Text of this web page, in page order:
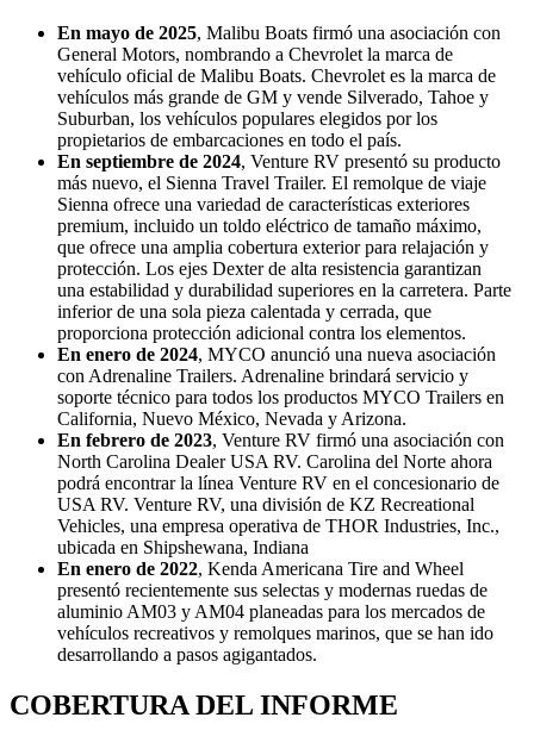
En mayo de 2025, Malibu Boats firmó una asociación con
General Motors, nombrando a Chevrolet la marca de
vehículo oficial de Malibu Boats. Chevrolet es la marca de
vehículos más grande de GM y vende Silverado, Tahoe y
Suburban, los vehículos populares elegidos por los
propietarios de embarcaciones en todo el país.
En septiembre de 2024, Venture RV presentó su producto
más nuevo, el Sienna Travel Trailer. El remolque de viaje
Sienna ofrece una variedad de características exteriores
premium, incluido un toldo eléctrico de tamaño máximo,
que ofrece una amplia cobertura exterior para relajación y
protección. Los ejes Dexter de alta resistencia garantizan
una estabilidad y durabilidad superiores en la carretera. Parte
inferior de una sola pieza calentada y cerrada, que
proporciona protección adicional contra los elementos.
En enero de 2024, MYCO anunció una nueva asociación
con Adrenaline Trailers. Adrenaline brindará servicio y
soporte técnico para todos los productos MYCO Trailers en
California, Nuevo México, Nevada y Arizona.
En febrero de 2023, Venture RV firmó una asociación con
North Carolina Dealer USA RV. Carolina del Norte ahora
podrá encontrar la línea Venture RV en el concesionario de
USA RV. Venture RV, una división de KZ Recreational
Vehicles, una empresa operativa de THOR Industries, Inc.,
ubicada en Shipshewana, Indiana
En enero de 2022, Kenda Americana Tire and Wheel
presentó recientemente sus selectas y modernas ruedas de
aluminio AM03 y AM04 planeadas para los mercados de
vehículos recreativos y remolques marinos, que se han ido
desarrollando a pasos agigantados.
COBERTURA DEL INFORME